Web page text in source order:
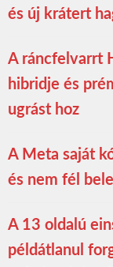
és új krátert
A ráncfelvarrt
hibridje és
ugrást hoz
A Meta saját
és nem fél
A 13 oldalú
példátlanul